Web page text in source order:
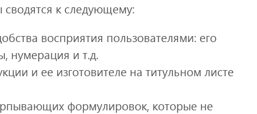
к следующему:
восприятия пользователями: его
нумерация и т.д.
и ее изготовителе на титульном листе
формулировок, которые не